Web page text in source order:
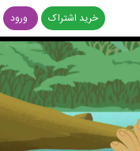
خرید اشتراک ورود